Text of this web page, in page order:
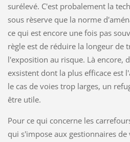
surélevé. C'est probalement la
sous rèserve que la norme
ce qui est encore une fois pas
règle est de réduire la longeur de
l'exposition au risque. Là encore,
exsistent dont la plus efficace est
le cas de voies trop larges, un
être utile.
Pour ce qui concerne les
qui s'impose aux gestionnaires de